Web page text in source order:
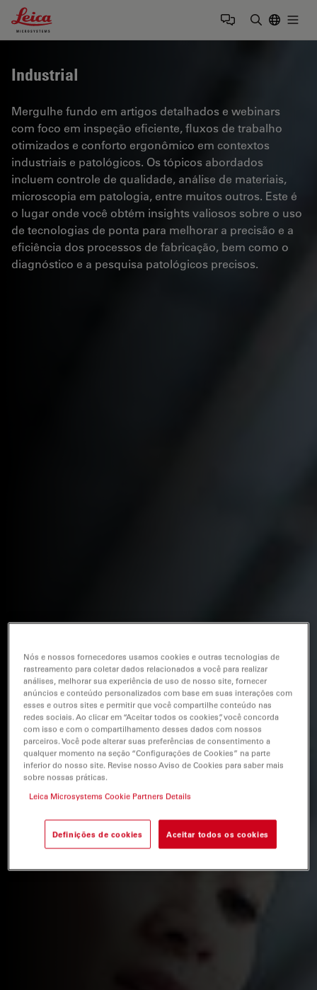
Leica Microsystems Logo
Industrial
Mergulhe fundo em artigos detalhados e webinars
com foco em inspeção eficiente, fluxos de trabalho
otimizados e conforto ergonômico em contextos
industriais e patológicos. Os tópicos abordados
incluem controle de qualidade, análise de materiais,
microscopia em patologia, entre muitos outros. Este é
o lugar onde você obtém insights valiosos sobre o uso
de tecnologias de ponta para melhorar a precisão e a
eficiência dos processos de fabricação, bem como o
diagnóstico e a pesquisa patológicos precisos.
Nós e nossos fornecedores usamos cookies e outras tecnologias de
rastreamento para coletar dados relacionados a você para realizar
análises, melhorar sua experiência de uso de nosso site, fornecer
anúncios e conteúdo personalizados com base em suas interações com
esses e outros sites e permitir que você compartilhe conteúdo nas
redes sociais. Ao clicar em “Aceitar todos os cookies”, você concorda
com isso e com o compartilhamento desses dados com nossos
parceiros. Você pode alterar suas preferências de consentimento a
qualquer momento na seção “Configurações de Cookies” na parte
inferior do nosso site. Revise nosso Aviso de Cookies para saber mais
sobre nossas práticas.
Leica Microsystems Cookie Partners Details
Definições de cookies Aceitar todos os cookies